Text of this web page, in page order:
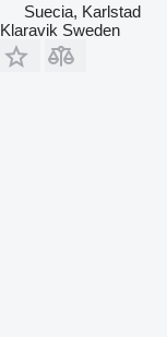
Suecia, Karlstad
Klaravik Sweden